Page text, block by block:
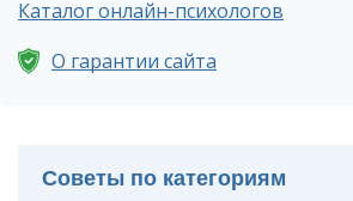
Каталог онлайн-психологов
О гарантии сайта